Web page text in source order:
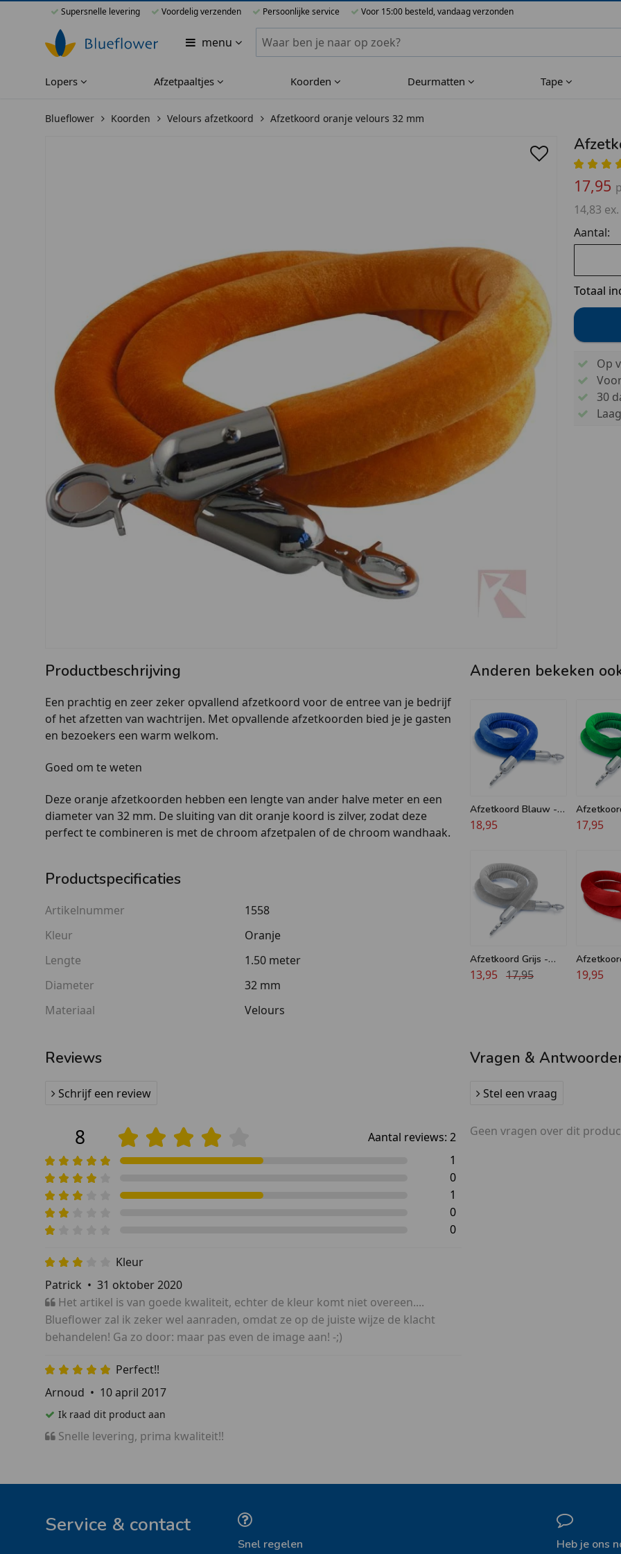
Supersnelle levering Voordelig verzenden Persoonlijke service Voor 15:00 besteld, vandaag verzonden
menu Zoeken binnen Blueflower
Lopers Afzetpaaltjes Koorden Deurmatten Tape
Blueflower Koorden Velours afzetkoord Afzetkoord oranje velours 32 mm
17,95
14,83
Aantal:
Totaal
Op
30
Productbeschrijving
Een prachtig en zeer zeker opvallend afzetkoord voor de entree van je bedrijf
of het afzetten van wachtrijen. Met opvallende afzetkoorden bied je je gasten
en bezoekers een warm welkom.
Goed om te weten
Deze oranje afzetkoorden hebben een lengte van ander halve meter en een
diameter van 32 mm. De sluiting van dit oranje koord is zilver, zodat deze
perfect te combineren is met de chroom afzetpalen of de chroom wandhaak.
Productspecificaties
Artikelnummer
1558
Kleur
Oranje
Lengte
1.50 meter
Diameter
32 mm
Materiaal
Velours
Anderen bekeken
Afzetkoord Blauw -
Velours - 32 mm -
18,95
Velours -
17,95
Afzetkoord Grijs -
Velours - 32 mm -
13,95 17,95
Velours -
19,95
Reviews
Schrijf een review
8 Aantal reviews: 2
1
0
1
0
0
Kleur
Patrick • 31 oktober 2020
Het artikel is van goede kwaliteit, echter de kleur komt niet overeen....
Blueflower zal ik zeker wel aanraden, omdat ze op de juiste wijze de klacht
behandelen! Ga zo door: maar pas even de image aan! -;)
Perfect!!
Arnoud • 10 april 2017
Ik raad dit product aan
Snelle levering, prima kwaliteit!!
Vragen &
Stel een vraag
Geen vragen over dit
Service & contact
Snel regelen Heb je ons